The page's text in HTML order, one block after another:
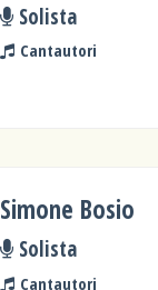
Solista
Cantautori
Simone Bosio
Solista
Cantautori